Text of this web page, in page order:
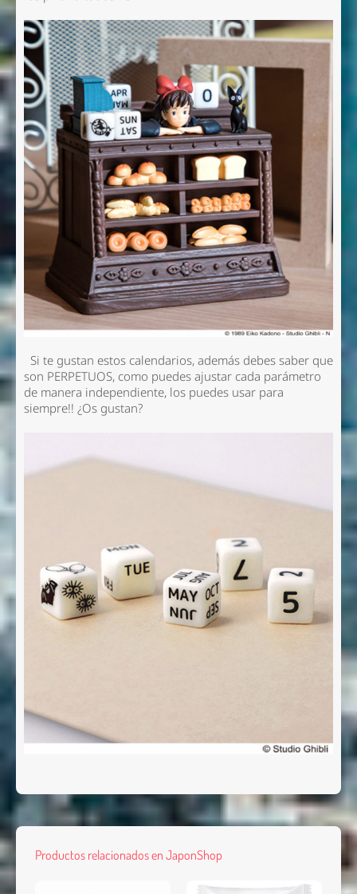
Si te gustan estos calendarios, además debes saber que
son PERPETUOS, como puedes ajustar cada parámetro
de manera independiente, los puedes usar para
siempre!! ¿Os gustan?
Productos relacionados en JaponShop